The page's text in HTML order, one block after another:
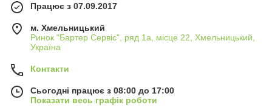
Працює з 07.09.2017
м. Хмельницький
Ринок "Бартер Сервіс", ряд 1а, місце 22, Хмельницький,
Україна
Контакти
Сьогодні працює з 08:00 до 17:00
Показати весь графік роботи